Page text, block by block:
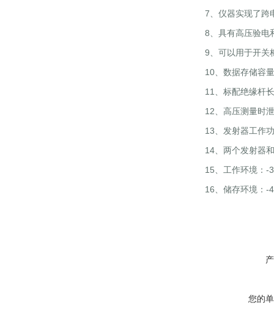
7、仪器实现了跨
8、具有高压验电
9、可以用于开关
10、数据存储容
11、标配绝缘杆
12、高压测量时
13、发射器工作
14、两个发射器
15、工作环境：
16、储存环境：
您的